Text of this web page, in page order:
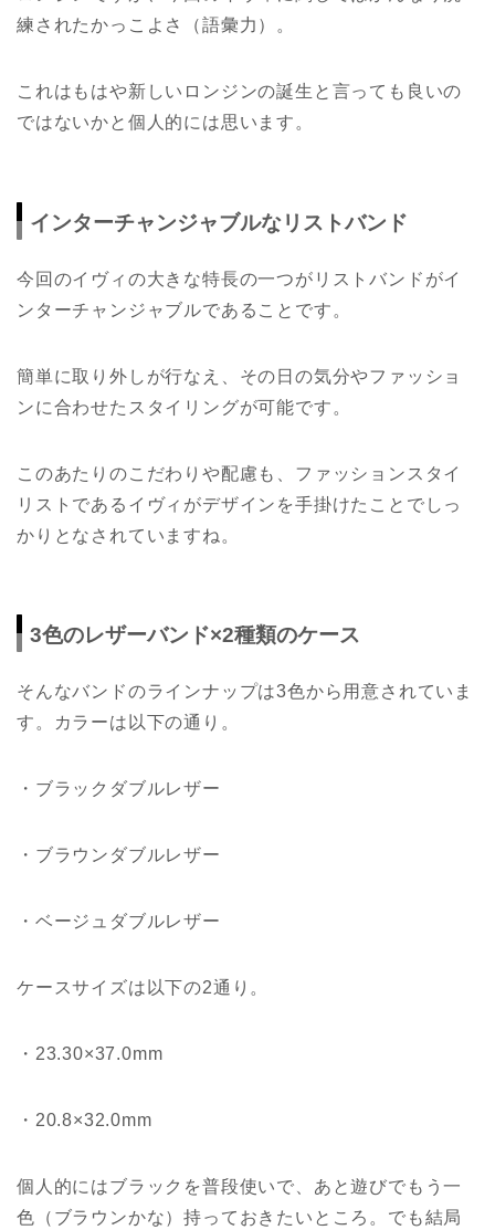
練されたかっこよさ（語彙力）。
これはもはや新しいロンジンの誕生と言っても良いの
ではないかと個人的には思います。
インターチャンジャブルなリストバンド
今回のイヴィの大きな特長の一つがリストバンドがイ
ンターチャンジャブルであることです。
簡単に取り外しが行なえ、その日の気分やファッショ
ンに合わせたスタイリングが可能です。
このあたりのこだわりや配慮も、ファッションスタイ
リストであるイヴィがデザインを手掛けたことでしっ
かりとなされていますね。
3色のレザーバンド×2種類のケース
そんなバンドのラインナップは3色から用意されていま
す。カラーは以下の通り。
・ブラックダブルレザー
・ブラウンダブルレザー
・ベージュダブルレザー
ケースサイズは以下の2通り。
・23.30×37.0mm
・20.8×32.0mm
個人的にはブラックを普段使いで、あと遊びでもう一
色（ブラウンかな）持っておきたいところ。でも結局